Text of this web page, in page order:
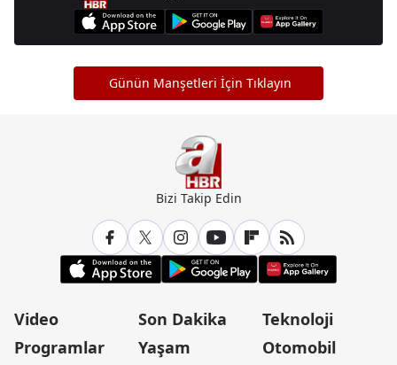
Günün Manşetleri İçin Tıklayın
Bizi Takip Edin
Video
Programlar
Son Dakika
Yaşam
Teknoloji
Otomobil